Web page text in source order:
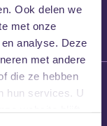
Ook delen we
met onze
analyse. Deze
met andere
die ze hebben
hun services. U
2026
Blog: High